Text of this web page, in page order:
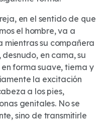
en el sentido de que
el hombre, va a
mientras su compañera
en cama, su
forma suave, tierna y
la excitación
a los pies,
genitales. No se
sino de transmitirle